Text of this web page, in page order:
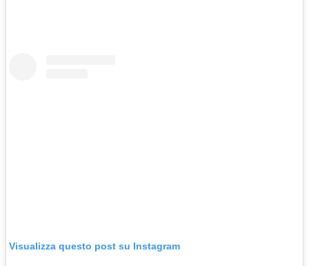
Visualizza questo post su Instagram